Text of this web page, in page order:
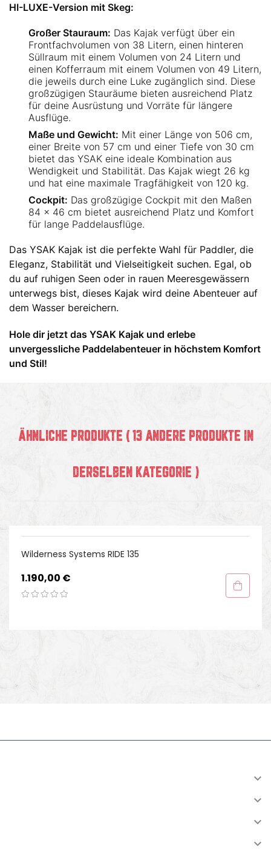
HI-LUXE-Version mit Skeg:
Großer Stauraum: Das Kajak verfügt über ein
Frontfachvolumen von 38 Litern, einen hinteren
Süllraum mit einem Volumen von 24 Litern und
einen Kofferraum mit einem Volumen von 49 Litern,
die jeweils durch eine Luke zugänglich sind. Diese
großzügigen Stauräume bieten ausreichend Platz
für deine Ausrüstung und Vorräte für längere
Ausflüge.
Maße und Gewicht: Mit einer Länge von 506 cm,
einer Breite von 57 cm und einer Tiefe von 30 cm
bietet das YSAK eine ideale Kombination aus
Wendigkeit und Stabilität. Das Kajak wiegt 26 kg
und hat eine maximale Tragfähigkeit von 120 kg.
Cockpit: Das großzügige Cockpit mit den Maßen
84 x 46 cm bietet ausreichend Platz und Komfort
für lange Paddelausflüge.
Das YSAK Kajak ist die perfekte Wahl für Paddler, die
Eleganz, Stabilität und Vielseitigkeit suchen. Egal, ob
du auf ruhigen Seen oder in rauen Meeresgewässern
unterwegs bist, dieses Kajak wird deine Abenteuer auf
dem Wasser bereichern.
Hole dir jetzt das YSAK Kajak und erlebe
unvergessliche Paddelabenteuer in höchstem Komfort
und Stil!
ÄHNLICHE PRODUKTE ( 13 ANDERE PRODUKTE IN
DERSELBEN KATEGORIE )
Wilderness Systems RIDE 135
Preis
1.190,00 €



